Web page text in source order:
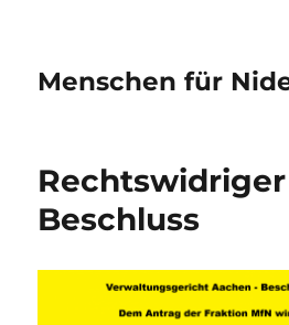
Menschen für
Rechtswidriger
Beschluss